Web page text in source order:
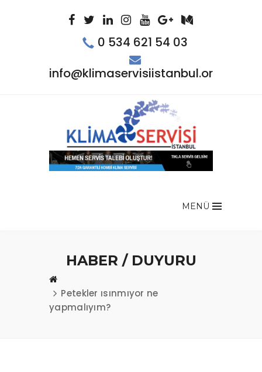
0 534 621 54 03
info@klimaservisiistanbul.org
MENÜ
HABER / DUYURU
Petekler ısınmıyor ne
yapmalıyım?